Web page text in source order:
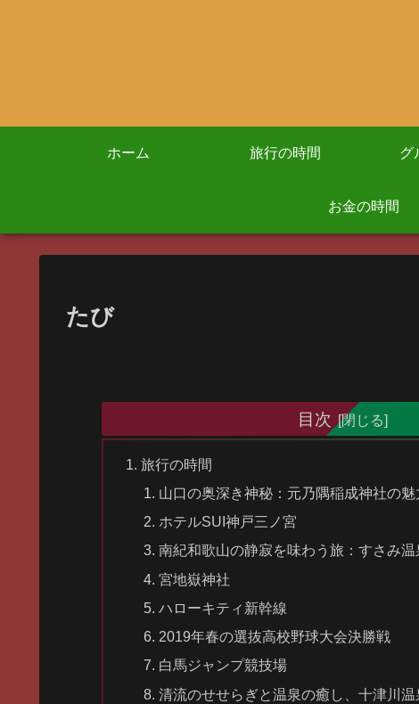
ホーム 旅行の時間 グ
お金の時間
たび
目次
旅行の時間
山口の奥深き神秘：元乃隅稲成神社の魅
ホテルSUI神戸三ノ宮
南紀和歌山の静寂を味わう旅：すさみ
宮地嶽神社
ハローキティ新幹線
2019年春の選抜高校野球大会決勝戦
白馬ジャンプ競技場
清流のせせらぎと温泉の癒し、十津川